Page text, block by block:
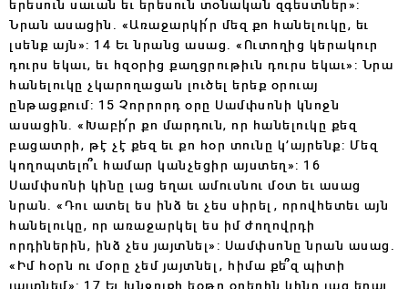
երեսուն սաւան եւ երեսուն տօնական զգեստներ»:
Նրան ասացին. «Առաջարկի՛ր մեզ քո հանելուկը, եւ
լսենք այն»: 14 Եւ նրանց ասաց. «Ուտողից կերակուր
դուրս եկաւ, եւ հզօրից քաղցրութիւն դուրս եկաւ»: Նրա
հանելուկը չկարողացան լուծել երեք օրուայ
ընթացքում: 15 Չորրորդ օրը Սամփսոնի կնոջն
ասացին. «Խաբի՛ր քո մարդուն, որ հանելուկը քեզ
բացատրի, թէ չէ քեզ եւ քո հօր տունը կ’այրենք: Մեզ
կողոպտելո՞ւ համար կանչեցիր այստեղ»: 16
Սամփսոնի կինը լաց եղաւ ամուսնու մօտ եւ ասաց
նրան. «Դու ատել ես ինձ եւ չես սիրել, որովհետեւ այն
հանելուկը, որ առաջարկել ես իմ ժողովրդի
որդիներին, ինձ չես յայտնել»: Սամփսոնը նրան ասաց.
«Իմ հօրն ու մօրը չեմ յայտնել, հիմա քե՞զ պիտի
յայտնեմ»: 17 Եւ խնջոյքի եօթը օրերին կինը լաց եղաւ